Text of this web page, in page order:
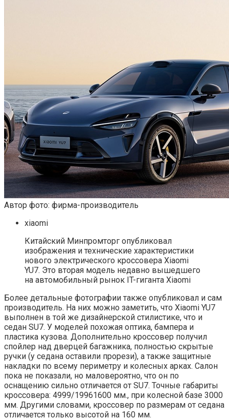
Автор фото: фирма-производитель
xiaomi
Китайский Минпромторг опубликовал
изображения и технические характеристики
нового электрического кроссовера Xiaomi
YU7. Это вторая модель недавно вышедшего
на автомобильный рынок IT-гиганта Xiaomi
Более детальные фотографии также опубликовал и сам
производитель. На них можно заметить, что Xiaomi YU7
выполнен в той же дизайнерской стилистике, что и
седан SU7. У моделей похожая оптика, бампера и
пластика кузова. Дополнительно кроссовер получил
спойлер над дверцей багажника, полностью скрытые
ручки (у седана оставили прорези), а также защитные
накладки по всему периметру и колесных арках. Салон
пока не показали, но маловероятно, что он по
оснащению сильно отличается от SU7. Точные габариты
кроссовера: 4999/19961600 мм., при колесной базе 3000
мм. Другими словами, кроссовер по размерам от седана
отличается только высотой на 160 мм.